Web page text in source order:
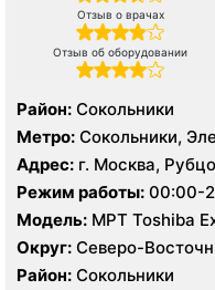
Отзыв о врачах
Отзыв об оборудовании
Район: Сокольники
Метро: Сокольники,
Адрес: г. Москва,
2А
Режим работы: 00:00-
Модель: МРТ Toshiba
Aquilion 64 среза, УЗИ
Округ: Северо-
Район: Сокольники